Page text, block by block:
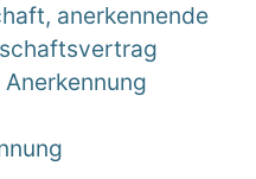
anerkennende